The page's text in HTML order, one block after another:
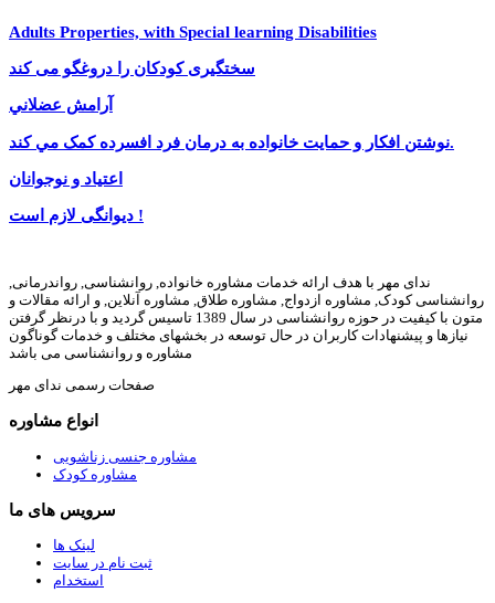
Adults Properties, with Special learning Disabilities
سختگیری کودکان را دروغگو می کند
آرامش عضلاني
نوشتن افکار و حمايت خانواده به درمان فرد افسرده کمک مي کند.
اعتياد و نوجوانان
دیوانگی لازم است !
ندای مهر با هدف ارائه خدمات مشاوره خانواده, روانشناسی, رواندرمانی,
روانشناسی کودک, مشاوره ازدواج, مشاوره طلاق, مشاوره آنلاین, و ارائه مقالات و
متون با کیفیت در حوزه روانشناسی در سال 1389 تاسیس گردید و با درنظر گرفتن
نیازها و پیشنهادات کاربران در حال توسعه در بخشهای مختلف و خدمات گوناگون
مشاوره و روانشناسی می باشد
صفحات رسمی ندای مهر
انواع مشاوره
مشاوره جنسی زناشویی
مشاوره کودک
سرویس های ما
لینک ها
ثبت نام در سایت
استخدام